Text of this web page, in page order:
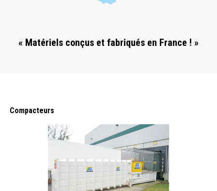
« Matériels conçus et fabriqués en France ! »
Compacteurs